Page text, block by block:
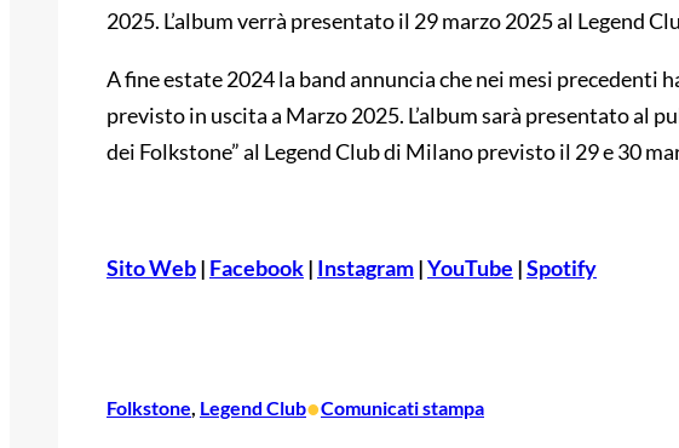
2025. L’album verrà presentato il 29 marzo 2025 al Legend
A fine estate 2024 la band annuncia che nei mesi precedenti
previsto in uscita a Marzo 2025. L’album sarà presentato al
dei Folkstone” al Legend Club di Milano previsto il 29 e 30
Sito Web| Facebook| Instagram|YouTube |Spotify
Folkstone, Legend Club•Comunicati stampa